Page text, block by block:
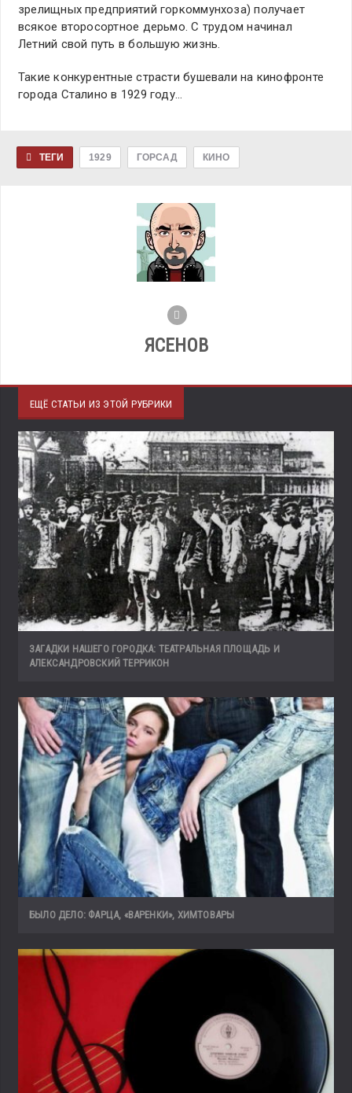
зрелищных предприятий горкоммунхоза) получает
всякое второсортное дерьмо. С трудом начинал
Летний свой путь в большую жизнь.
Такие конкурентные страсти бушевали на кинофронте
города Сталино в 1929 году…
ТЕГИ 1929 ГОРСАД КИНО
ЯСЕНОВ
ЕЩЁ СТАТЬИ ИЗ ЭТОЙ РУБРИКИ
ЗАГАДКИ НАШЕГО ГОРОДКА: ТЕАТРАЛЬНАЯ ПЛОЩАДЬ И
АЛЕКСАНДРОВСКИЙ ТЕРРИКОН
БЫЛО ДЕЛО: ФАРЦА, «ВАРЕНКИ», ХИМТОВАРЫ